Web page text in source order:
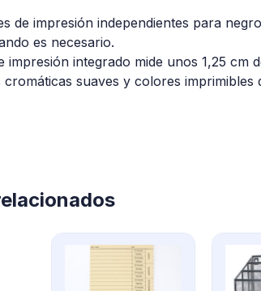
de impresión independientes para
es necesario.
impresión integrado mide unos 1,25 cm
cromáticas suaves y colores imprimibles